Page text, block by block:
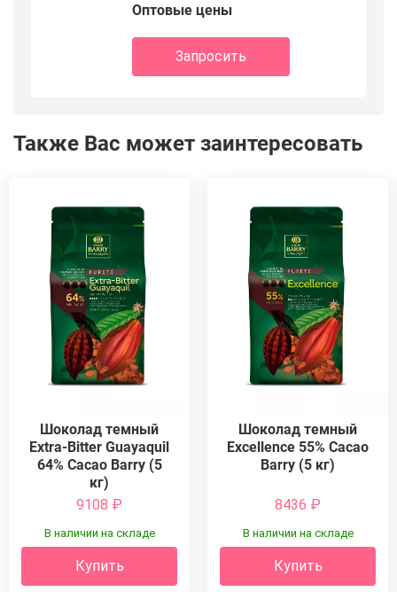
Оптовые цены
Запросить
Также Вас может заинтересовать
Шоколад темный
Extra-Bitter Guayaquil
64% Cacao Barry (5
кг)
9108 ₽
В наличии на складе
Купить
Шоколад темный
Excellence 55% Cacao
Barry (5 кг)
8436 ₽
В наличии на складе
Купить